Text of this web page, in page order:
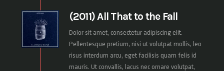
(2011) All That to the Fall
Dolor sit amet, consectetur adipiscing elit.
Pellentesque pretium, nisi ut volutpat mollis, leo
risus interdum arcu, eget facilisis quam felis id
mauris. Ut convallis, lacus nec ornare volutpat,